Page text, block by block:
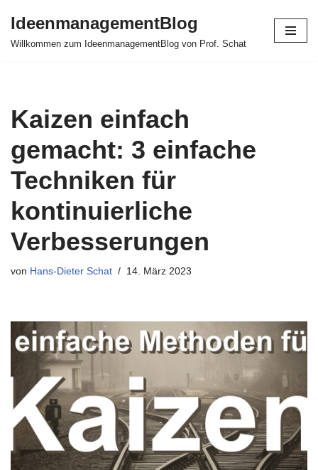
Zum
IdeenmanagementBlog
Willkommen zum IdeenmanagementBlog von Prof. Schat
Kaizen einfach
gemacht: 3 einfache
Techniken für
kontinuierliche
Verbesserungen
von Hans-Dieter Schat 14. März 2023